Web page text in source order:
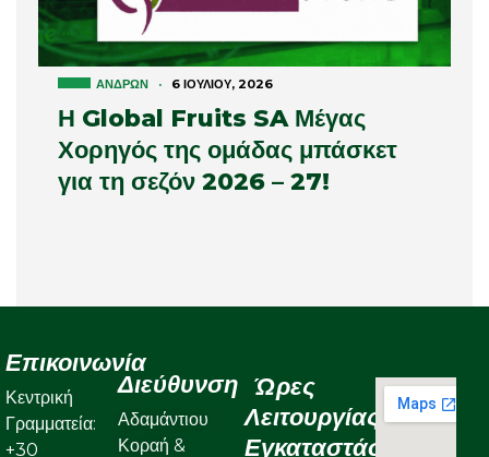
ΑΝΔΡΏΝ · 6 ΙΟΥΛΊΟΥ, 2026
Η Global Fruits SA Μέγας
Χορηγός της ομάδας μπάσκετ
για τη σεζόν 2026 – 27!
Επικοινωνία
Κεντρική
Γραμματεία:
+30
Διεύθυνση
Αδαμάντιου
Κοραή &
Ώρες
Λειτουργίας
Εγκαταστάσεων